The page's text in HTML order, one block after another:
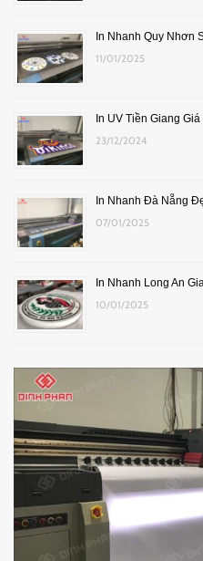
In Nhanh Quy Nhơn
11/01/2025
In UV Tiền Giang
23/12/2024
In Nhanh Đà Nẵng
07/01/2025
In Nhanh Long An
10/01/2025